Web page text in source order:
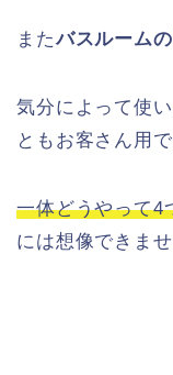
またバスルーム
気分によって使
ともお客さん用
一体どうやって4
には想像できませ